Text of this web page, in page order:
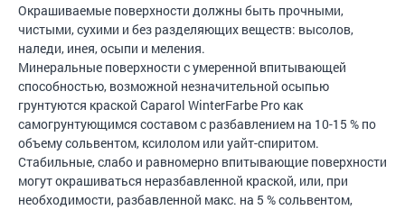
Окрашиваемые поверхности должны быть прочными,
чистыми, сухими и без разделяющих веществ: высолов,
наледи, инея, осыпи и меления.
Минеральные поверхности с умеренной впитывающей
способностью, возможной незначительной осыпью
грунтуются краской Caparol WinterFarbe Pro как
самогрунтующимся составом с разбавлением на 10-15 % по
объему сольвентом, ксилолом или уайт-спиритом.
Стабильные, слабо и равномерно впитывающие поверхности
могут окрашиваться неразбавленной краской, или, при
необходимости, разбавленной макс. на 5 % сольвентом,